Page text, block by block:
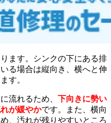
ます。シンクの下にある排
る場合は縦向き、横へと伸
す。
流れるため、 下向きに勢い
が緩やかです。また、横向
、汚れが残りやすいところ